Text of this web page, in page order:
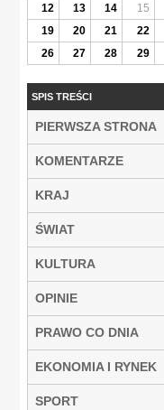
12
13 14 15
19
20 21 22
26
27 28 29
SPIS TREŚCI
PIERWSZA STRONA
KOMENTARZE
KRAJ
ŚWIAT
KULTURA
OPINIE
PRAWO CO DNIA
EKONOMIA I RYNEK
SPORT